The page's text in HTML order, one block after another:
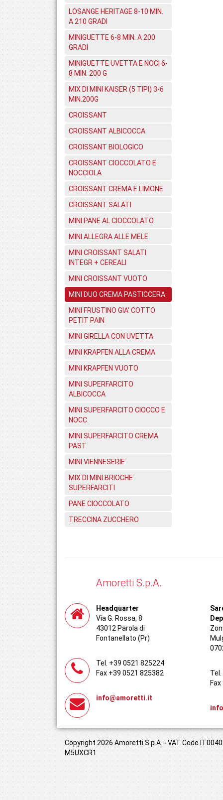
LOSANGE HERITAGE 8-10 MIN.
A 210 GRADI
MINIGUETTE 6-8 MIN. A 200
GRADI
MINIGUETTE UVETTA E NOCI 6-
8 MIN. 200 G
MIX DI MINI KAISER (5 TIPI) 3-6
MIN.200G
CROISSANT
CROISSANT ALBICOCCA
CROISSANT BIOLOGICO
CROISSANT CIOCCOLATO E
NOCCIOLA
CROISSANT CREMA E LIMONE
CROISSANT SALATI
MINI PANE AL CIOCCOLATO
MINI ALLEGRA ALLE MELE
MINI CROISSANT SALATI
INTEGR + CEREALI
MINI CROISSANT VUOTO
MINI DUO CREMA PASTICCERA
MINI FRUSTINO GIA' COTTO
PETIT PAIN
MINI GIRELLA CON UVETTA
MINI KRAPFEN ALLA CREMA
MINI KRAPFEN VUOTO
MINI SUPERFARCITO
ALBICOCCA
MINI SUPERFARCITO CIOCCO E
NOCC.
MINI SUPERFARCITO CREMA
PAST.
MINI VIENNESERIE
MIX DI MINI BRIOCHE
SUPERFARCITI
PANE CIOCCOLATO
TRECCINA ZUCCHERO
Amoretti S.p.A.
Headquarter
Via G. Rossa, 8
43012 Parola di
Fontanellato (Pr)
Tel. +39 0521 825224
Fax +39 0521 825382
info@amoretti.it
Copyright 2026 Amoretti S.p.A. - VAT Code
M5UXCR1